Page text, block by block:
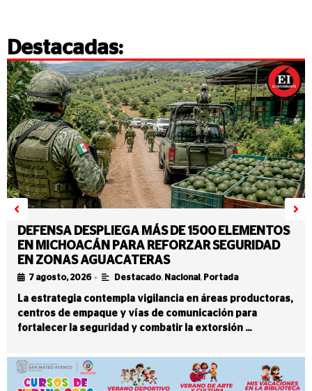
Destacadas:
DEFENSA DESPLIEGA MÁS DE 1500 ELEMENTOS
EN MICHOACÁN PARA REFORZAR SEGURIDAD
EN ZONAS AGUACATERAS
7 agosto, 2026 • Destacado, Nacional , Portada
La estrategia contempla vigilancia en áreas productoras,
centros de empaque y vías de comunicación para
fortalecer la seguridad y combatir la extorsión …